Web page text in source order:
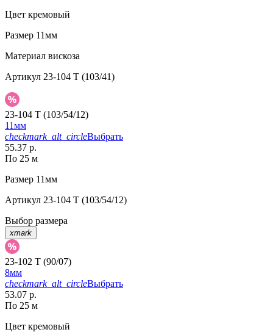
Цвет кремовый
Размер 11мм
Материал вискоза
Артикул 23-104 T (103/41)
23-104 T (103/54/12)
11мм
checkmark_alt_circleВыбрать
55.37 р.
По 25 м
Размер 11мм
Артикул 23-104 T (103/54/12)
Выбор размера
xmark
23-102 T (90/07)
8мм
checkmark_alt_circleВыбрать
53.07 р.
По 25 м
Цвет кремовый